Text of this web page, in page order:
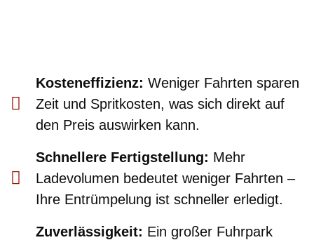
Kosteneffizienz: Weniger Fahrten sparen
Zeit und Spritkosten, was sich direkt auf
den Preis auswirken kann.
Schnellere Fertigstellung: Mehr
Ladevolumen bedeutet weniger Fahrten –
Ihre Entrümpelung ist schneller erledigt.
Zuverlässigkeit: Ein großer Fuhrpark